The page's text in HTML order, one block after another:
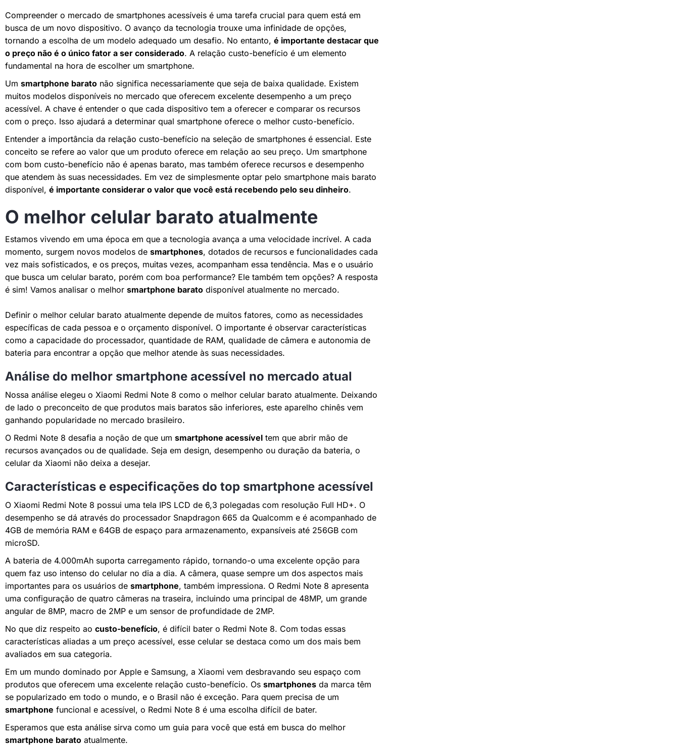
Compreender o mercado de smartphones acessíveis é uma tarefa crucial para quem está em
busca de um novo dispositivo. O avanço da tecnologia trouxe uma infinidade de opções,
tornando a escolha de um modelo adequado um desafio. No entanto, é importante destacar que
o preço não é o único fator a ser considerado. A relação custo-benefício é um elemento
fundamental na hora de escolher um smartphone.
Um smartphone barato não significa necessariamente que seja de baixa qualidade. Existem
muitos modelos disponíveis no mercado que oferecem excelente desempenho a um preço
acessível. A chave é entender o que cada dispositivo tem a oferecer e comparar os recursos
com o preço. Isso ajudará a determinar qual smartphone oferece o melhor custo-benefício.
Entender a importância da relação custo-benefício na seleção de smartphones é essencial. Este
conceito se refere ao valor que um produto oferece em relação ao seu preço. Um smartphone
com bom custo-benefício não é apenas barato, mas também oferece recursos e desempenho
que atendem às suas necessidades. Em vez de simplesmente optar pelo smartphone mais barato
disponível, é importante considerar o valor que você está recebendo pelo seu dinheiro.
O melhor celular barato atualmente
Estamos vivendo em uma época em que a tecnologia avança a uma velocidade incrível. A cada
momento, surgem novos modelos de smartphones, dotados de recursos e funcionalidades cada
vez mais sofisticados, e os preços, muitas vezes, acompanham essa tendência. Mas e o usuário
que busca um celular barato, porém com boa performance? Ele também tem opções? A resposta
é sim! Vamos analisar o melhor smartphone barato disponível atualmente no mercado.
Definir o melhor celular barato atualmente depende de muitos fatores, como as necessidades
específicas de cada pessoa e o orçamento disponível. O importante é observar características
como a capacidade do processador, quantidade de RAM, qualidade de câmera e autonomia de
bateria para encontrar a opção que melhor atende às suas necessidades.
Análise do melhor smartphone acessível no mercado atual
Nossa análise elegeu o Xiaomi Redmi Note 8 como o melhor celular barato atualmente. Deixando
de lado o preconceito de que produtos mais baratos são inferiores, este aparelho chinês vem
ganhando popularidade no mercado brasileiro.
O Redmi Note 8 desafia a noção de que um smartphone acessível tem que abrir mão de
recursos avançados ou de qualidade. Seja em design, desempenho ou duração da bateria, o
celular da Xiaomi não deixa a desejar.
Características e especificações do top smartphone acessível
O Xiaomi Redmi Note 8 possui uma tela IPS LCD de 6,3 polegadas com resolução Full HD+. O
desempenho se dá através do processador Snapdragon 665 da Qualcomm e é acompanhado de
4GB de memória RAM e 64GB de espaço para armazenamento, expansíveis até 256GB com
microSD.
A bateria de 4.000mAh suporta carregamento rápido, tornando-o uma excelente opção para
quem faz uso intenso do celular no dia a dia. A câmera, quase sempre um dos aspectos mais
importantes para os usuários de smartphone, também impressiona. O Redmi Note 8 apresenta
uma configuração de quatro câmeras na traseira, incluindo uma principal de 48MP, um grande
angular de 8MP, macro de 2MP e um sensor de profundidade de 2MP.
No que diz respeito ao custo-benefício, é difícil bater o Redmi Note 8. Com todas essas
características aliadas a um preço acessível, esse celular se destaca como um dos mais bem
avaliados em sua categoria.
Em um mundo dominado por Apple e Samsung, a Xiaomi vem desbravando seu espaço com
produtos que oferecem uma excelente relação custo-benefício. Os smartphones da marca têm
se popularizado em todo o mundo, e o Brasil não é exceção. Para quem precisa de um
smartphone funcional e acessível, o Redmi Note 8 é uma escolha difícil de bater.
Esperamos que esta análise sirva como um guia para você que está em busca do melhor
smartphone barato atualmente.